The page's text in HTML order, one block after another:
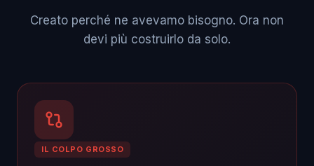
Creato perché ne avevamo bisogno. Ora non
devi più costruirlo da solo.
IL COLPO GROSSO